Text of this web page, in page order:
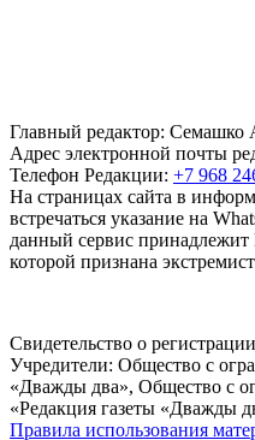
Главный редактор: Семашко
Адрес электронной почты
Телефон Редакции: +7 968
На страницах сайта в
встречаться указание на
данный сервис принадлежит
которой признана
Свидетельство о
Учредители: Общество с
«Дважды два», Общество с
«Редакция газеты «Дважды
Правила использования